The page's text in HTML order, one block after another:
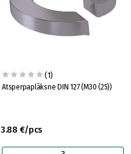
(1)
Atsperpaplāksne DIN 127 (M30 (25))
3.88 €/pcs